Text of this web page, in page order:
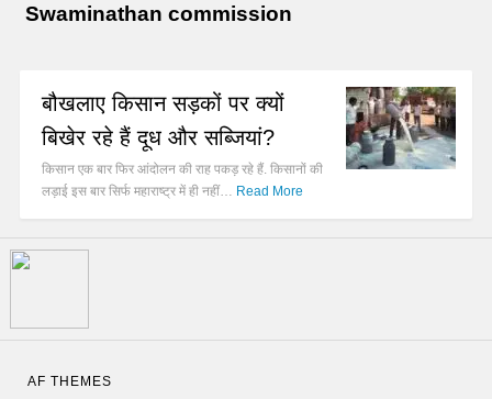
Swaminathan commission
बौखलाए किसान सड़कों पर क्यों
बिखेर रहे हैं दूध और सब्जियां?
किसान एक बार फिर आंदोलन की राह पकड़ रहे हैं. किसानों की
लड़ाई इस बार सिर्फ महाराष्ट्र में ही नहीं… Read More
AF THEMES